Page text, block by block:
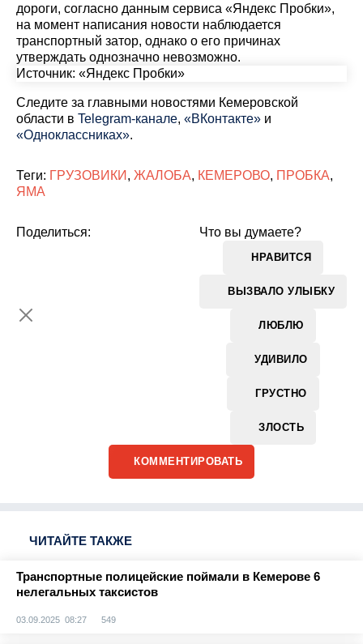
дороги, согласно данным сервиса «Яндекс Пробки»,
на момент написания новости наблюдается
транспортный затор, однако о его причинах
утверждать однозначно невозможно.
Источник: «Яндекс Пробки»
Cледите за главными новостями Кемеровской
области в Telegram-канале, «ВКонтакте» и
«Одноклассниках».
Теги: ГРУЗОВИКИ , ЖАЛОБА, КЕМЕРОВО, ПРОБКА,
ЯМА
Что вы думаете?
НРАВИТСЯ
ВЫЗВАЛО УЛЫБКУ
ЛЮБЛЮ
УДИВИЛО
ГРУСТНО
ЗЛОСТЬ
Поделиться:
КОММЕНТИРОВАТЬ
ЧИТАЙТЕ ТАКЖЕ
Транспортные полицейские поймали в Кемерове 6
нелегальных таксистов
03.09.2025 08:27 549